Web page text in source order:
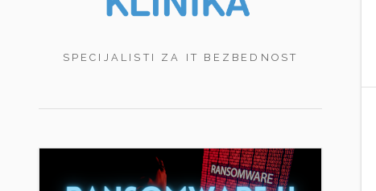
SPECIJALISTI ZA IT BEZBEDNOST